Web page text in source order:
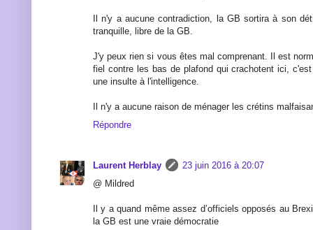
Il n'y a aucune contradiction, la GB sortira à son
tranquille, libre de la GB.
J'y peux rien si vous êtes mal comprenant. Il est
fiel contre les bas de plafond qui crachotent ici,
une insulte à l'intelligence.
Il n'y a aucune raison de ménager les crétins
Répondre
Laurent Herblay
23 juin 2016 à 20:07
@ Mildred
Il y a quand même assez d’officiels opposés au
la GB est une vraie démocratie